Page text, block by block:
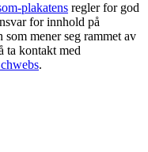
plakatens regler for god
for innhold på
mener seg rammet av
ta kontakt med
.